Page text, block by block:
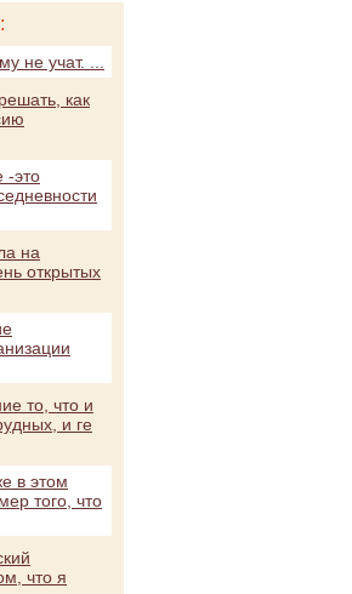
не учат. ...
как
-это
на
открытых
то, что и
и ге
в этом
того, что
что я